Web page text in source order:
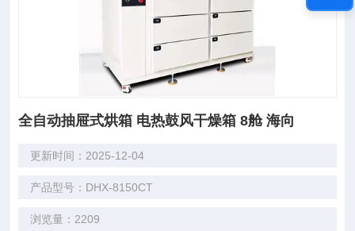
全自动抽屉式烘箱 电热鼓风干燥箱 8舱 海向
更新时间：2025-12-04
产品型号：DHX-8150CT
浏览量：2209